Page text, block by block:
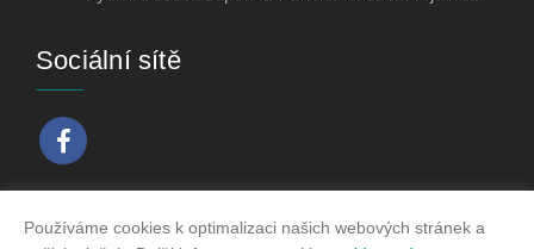
Sociální sítě
Používáme cookies k optimalizaci našich webových stránek a